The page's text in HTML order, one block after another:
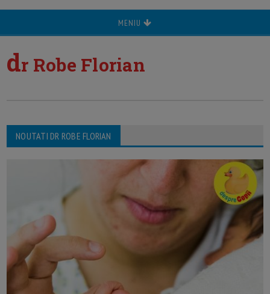
MENIU
dr Robe Florian
NOUTATI DR ROBE FLORIAN